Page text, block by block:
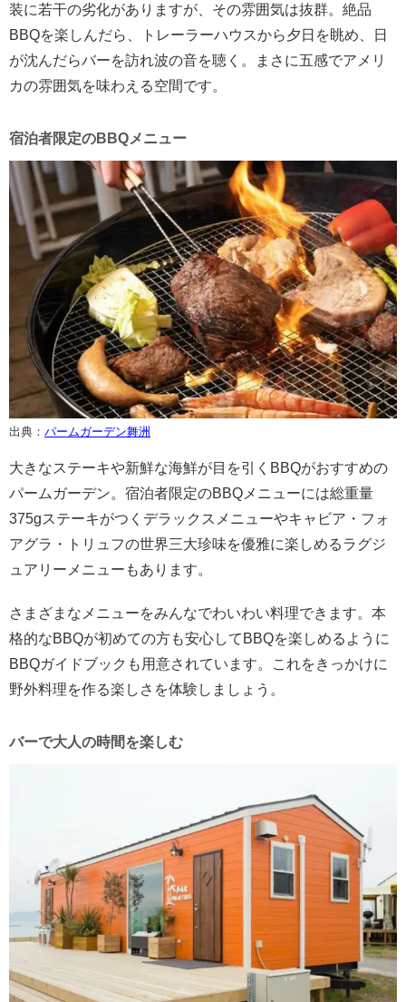
装に若干の劣化がありますが、その雰囲気は抜群。絶品
BBQを楽しんだら、トレーラーハウスから夕日を眺め、日
が沈んだらバーを訪れ波の音を聴く。まさに五感でアメリ
カの雰囲気を味わえる空間です。
宿泊者限定のBBQメニュー
出典： パームガーデン舞洲
大きなステーキや新鮮な海鮮が目を引くBBQがおすすめの
パームガーデン。宿泊者限定のBBQメニューには総重量
375gステーキがつくデラックスメニューやキャビア・フォ
アグラ・トリュフの世界三大珍味を優雅に楽しめるラグジ
ュアリーメニューもあります。
さまざまなメニューをみんなでわいわい料理できます。本
格的なBBQが初めての方も安心してBBQを楽しめるように
BBQガイドブックも用意されています。これをきっかけに
野外料理を作る楽しさを体験しましょう。
バーで大人の時間を楽しむ